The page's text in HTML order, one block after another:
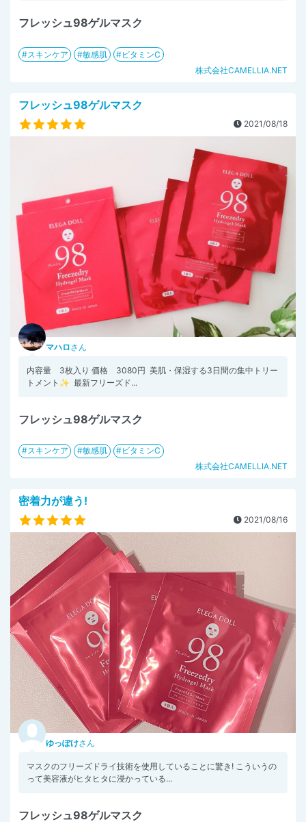
フレッシュ98ゲルマスク
スキンケア 敏感肌
ビタミンC
株式会社CAMELLIA.NET
フレッシュ98ゲルマスク
2021/08/18
マハロさん
内容量 3枚入り⁡ 価格 3080円⁡ ⁡ ⁡美肌・保湿する3日間の集中トリー
トメント✨⁡ ⁡ 最新フリーズド...
フレッシュ98ゲルマスク
スキンケア 敏感肌
ビタミンC
株式会社CAMELLIA.NET
密着力が違う!
2021/08/16
ゆっぽけさん
マスクのフリーズドライ技術を使用していることに驚き! こういうの
って美容液がヒタヒタに浸かっている...
フレッシュ98ゲルマスク